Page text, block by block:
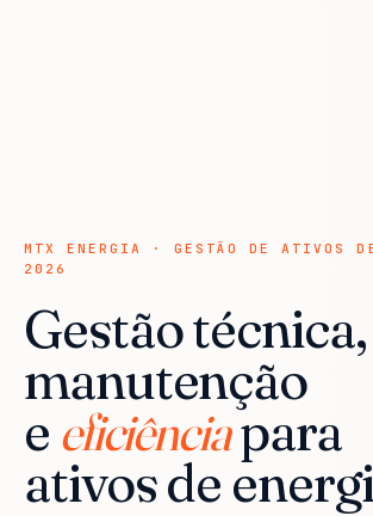
MTX ENERGIA · GESTÃO DE ATIVOS
2026
Gestão técnica,
manutenção
e eficiênciapara
ativos de